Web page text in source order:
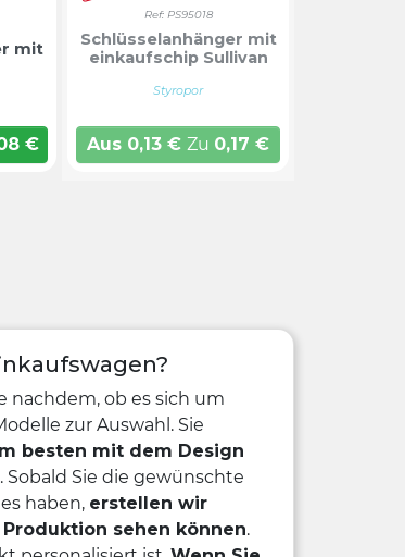
mit
€
Ref: PS95018
Schlüsselanhänger mit
einkaufschip Sullivan
Styropor
Aus 0,13€ Zu 0,17€
nachdem, ob es sich um
zur Auswahl. Sie
besten mit dem Design
Sie die gewünschte
haben, erstellen wir
sehen können.